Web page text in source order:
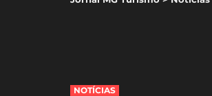
NOTÍCIAS